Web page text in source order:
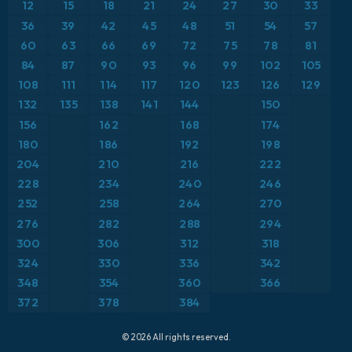
Brazylia
Europa
Grecja
Hiszpania
Islandia
Karaiby
Meksyk
Niemcy
Polska
Skandynawia
Stany Zjednoczone
Opady, chmury i ciśnienie
Pokrywa śnieżna
Punkt rosy na 2 m
Suma opadów
Temperatura na 2 m
Temperatura na 850 hPa
Wiatr na 10 m
Wiatr na 300 hPa (prąd strumieniowy)
12
15 18 21 24 27 30 33
36 39 42 45 48 51 54
57
60
63 66 69 72 75 78 81
84 87 90 93 96 99 102
105
108
111 114 117 120 123 126
129
132
135 138 141 144
150
156
162 168
174
180
186 192
198
204
210 216 222
228 234 240 246
252 258 264
270
276
282 288
294
300
306 312
318
324
330 336 342
348 354 360 366
372 378 384
© 2026 All rights reserved.